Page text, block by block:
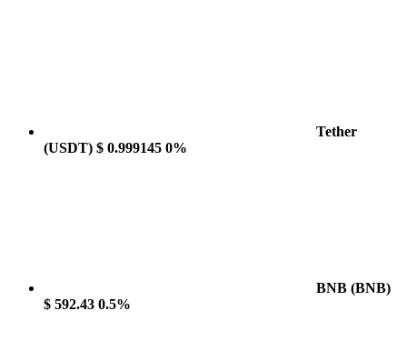
Tether
(USDT) $ 0.999145 0%
BNB (BNB)
$ 592.43 0.5%